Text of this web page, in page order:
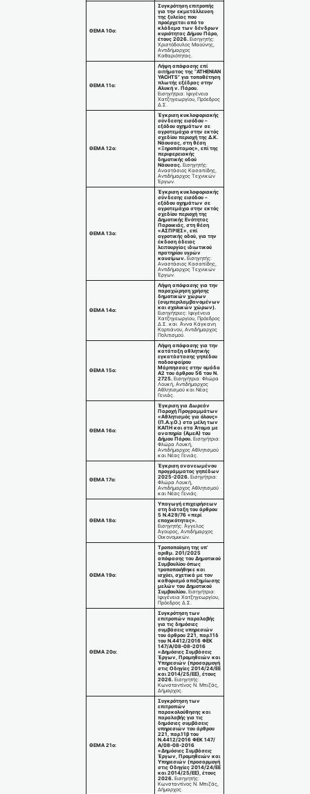
ΘΕΜΑ 10ο:
Συγκρότηση επιτροπής
για την εκμετάλλευση
της ξυλείας που
προέρχεται από το
κλάδεμα των δένδρων
κυριότητας Δήμου Πάρο,
έτους 2026.Εισηγητής:
Χριστόδουλος Μαούνης,
Αντιδήμαρχος
Καθαριότητας.
ΘΕΜΑ 11ο:
Λήψη απόφασης επί
αιτήματος της “ATHENIAN
YACHTS” για τοποθέτηση
πλωτής εξέδρας στην
Αλυκή ν. Πάρου.
Εισηγήτρια: Ιφιγένεια
Χατζηγεωργίου, Πρόεδρος
Δ.Σ.
ΘΕΜΑ 12ο:
Έγκριση κυκλοφοριακής
σύνδεσης εισόδου –
εξόδου οχημάτων σε
αγροτεμάχιο στην εκτός
σχεδίου περιοχή της Δ.Κ.
Νάουσας, στη θέση
«Ξηροπόταμος», επί της
περιφερειακής
δημοτικής οδού
Νάουσας.Εισηγητής:
Αναστάσιος Κασαπίδης,
Αντιδήμαρχος Τεχνικών
Έργων.
ΘΕΜΑ 13ο:
Έγκριση κυκλοφοριακής
σύνδεσης εισόδου –
εξόδου οχημάτων σε
αγροτεμάχιο στην εκτός
σχεδίου περιοχή της
Δημοτικής Ενότητας
Παροικιάς, στη θέση
«ΑΣΠΡΙΕΣ», επί
αγροτικής οδού, για την
έκδοση άδειας
λειτουργίας ιδιωτικού
πρατηρίου υγρών
καυσίμων.Εισηγητής:
Αναστάσιος Κασαπίδης,
Αντιδήμαρχος Τεχνικών
Έργων.
ΘΕΜΑ 14ο:
Λήψη απόφασης για την
παραχώρηση χρήσης
δημοτικών χώρων
(συμπεριλαμβανομένων
και σχολικών χώρων).
Εισηγήτριες: Ιφιγένεια
Χατζηγεωργίου, Πρόεδρος
Δ.Σ. και Άννα Κάγκανη
Κορτιάνου, Αντιδήμαρχος
Πολιτισμού.
ΘΕΜΑ 15ο:
Λήψη απόφασης για την
κατάταξη αθλητικής
εγκατάστασης γηπέδου
ποδοσφαίρου
Μάρπησσας στην ομάδα
Α2 του άρθρου 56 του Ν.
2725.Εισηγήτρια: Φλώρα
Λουκή, Αντιδήμαρχος
Αθλητισμού και Νέας
Γενιάς.
ΘΕΜΑ 16ο:
Έγκριση για Δωρεάν
Παροχή Προγραμμάτων
«Αθλητισμός για όλους»
(Π.Α.γ.Ο.) στα μέλη των
ΚΑΠΗ και στα Άτομα με
αναπηρία (ΑμεΑ) του
Δήμου Πάρου.Εισηγήτρια:
Φλώρα Λουκή,
Αντιδήμαρχος Αθλητισμού
και Νέας Γενιάς.
ΘΕΜΑ 17ο:
Έγκριση ανανεωμένου
προγράμματος γηπέδων
2025-2026.Εισηγήτρια:
Φλώρα Λουκή,
Αντιδήμαρχος Αθλητισμού
και Νέας Γενιάς.
ΘΕΜΑ 18ο:
Υπαγωγή επιχειρήσεων
στη διάταξη του άρθρου
5 Ν.429/76 «περί
εποχικότητας».
Εισηγητής: Άγγελος
Άγουρος, Αντιδήμαρχος
Οικονομικών.
ΘΕΜΑ 19ο:
Τροποποίηση της υπ’
αριθμ. 201/2025
απόφασης του Δημοτικού
Συμβουλίου όπως
τροποποιήθηκε και
ισχύει, σχετικά με τον
καθορισμό αποζημίωσης
μελών του Δημοτικού
Συμβουλίου.Εισηγήτρια:
Ιφιγένεια Χατζηγεωργίου,
Πρόεδρος Δ.Σ.
ΘΕΜΑ 20ο:
Συγκρότηση των
επιτροπών παραλαβής
για τις δημόσιες
συμβάσεις υπηρεσιών
του άρθρου 221, παρ.11δ
του Ν.4412/2016 ΦΕΚ
147/Α/08-08-2016
«Δημόσιες Συμβάσεις
Έργων, Προμηθειών και
Υπηρεσιών (προσαρμογή
στις Οδηγίες 2014/24/ΕΕ
και 2014/25/ΕΕ), έτους
2026.Εισηγητής:
Κωνσταντίνος Ν. Μπιζάς,
Δήμαρχος.
ΘΕΜΑ 21ο:
Συγκρότηση των
επιτροπών
παρακολούθησης και
παραλαβής για τις
δημόσιες συμβάσεις
υπηρεσιών του άρθρου
221, παρ.11β του
Ν.4412/2016 ΦΕΚ 147/
Α/08-08-2016
«Δημόσιες Συμβάσεις
Έργων, Προμηθειών και
Υπηρεσιών (προσαρμογή
στις Οδηγίες 2014/24/ΕΕ
και 2014/25/ΕΕ), έτους
2026.Εισηγητής:
Κωνσταντίνος Ν. Μπιζάς,
Δήμαρχος.